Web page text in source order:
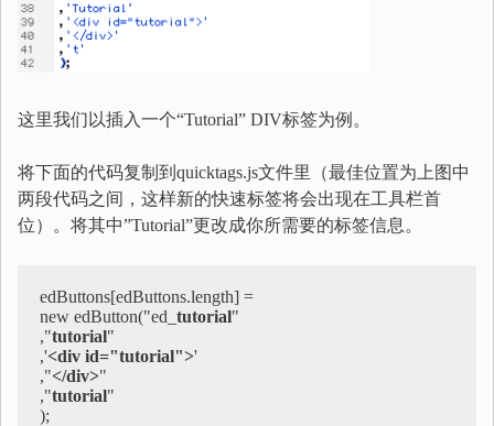
这里我们以插入一个“Tutorial” DIV标签为例。
将下面的代码复制到quicktags.js文件里（最佳位置为上图中
两段代码之间，这样新的快速标签将会出现在工具栏首
位）。将其中”Tutorial”更改成你所需要的标签信息。
edButtons[edButtons.length] =
new edButton("ed_ tutorial"
,"tutorial"
,'<div id="tutorial">'
,"</div>"
,"tutorial"
);